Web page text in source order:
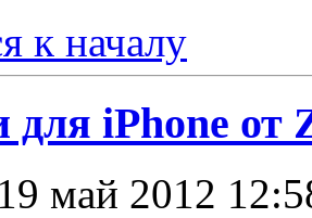
к началу
для iPhone от
19 май 2012